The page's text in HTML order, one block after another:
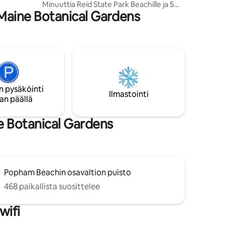
ja
Minuuttia Reid State Park Beachille ja 5
Islandille🦞 * Fire Pit * Ulkosuihku *
Sadevesisuihku ja lämmitetty
hehtaarin alueella aivan yhden Mainen
parhaista rannoista varrella! Mökit ovat
45 metriä erillään toisistaan, ja niiden
välillä on suojaseinä ja luonnollista
Botanical Gardens
pysäköinti
päällä
Ilmastointi
Botanical Gardens
Popham Beachin osavaltion puisto
468 paikallista suosittelee